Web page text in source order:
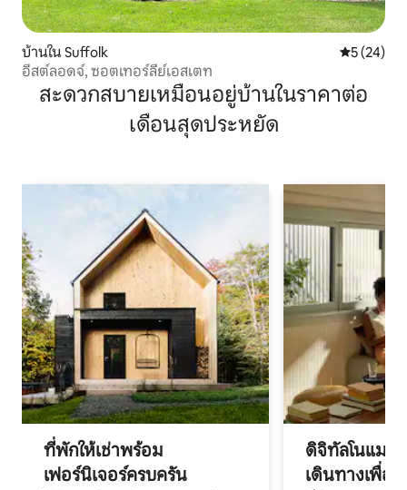
บ้านใน Suffolk คะแนนเฉลี่
5 (24)
อีสต์ลอดจ์, ซอตเทอร์ลีย์เอสเตท
สะดวกสบายเหมือนอยู่บ้านในราคาต่อ
เดือนสุดประหยัด
ที่พักให้เช่าพร้อม
เฟอร์นิเจอร์ครบครัน
ดิจิทัลโนแมด
เดินทางเพื่อ